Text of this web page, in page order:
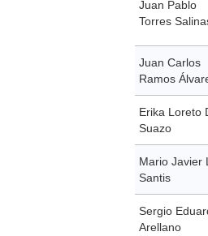
Juan Pablo
Torres
Juan Carlos
Ramos
Erika Loreto
Suazo
Mario Javier
Santis
Sergio
Arellano